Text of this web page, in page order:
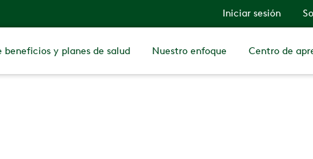
Iniciar sesión
beneficios y planes de salud Nuestro enfoque Centro de